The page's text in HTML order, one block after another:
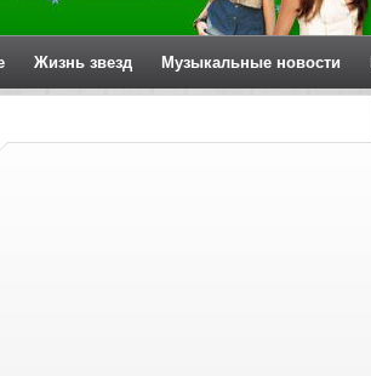
Жизнь звезд Музыкальные новости